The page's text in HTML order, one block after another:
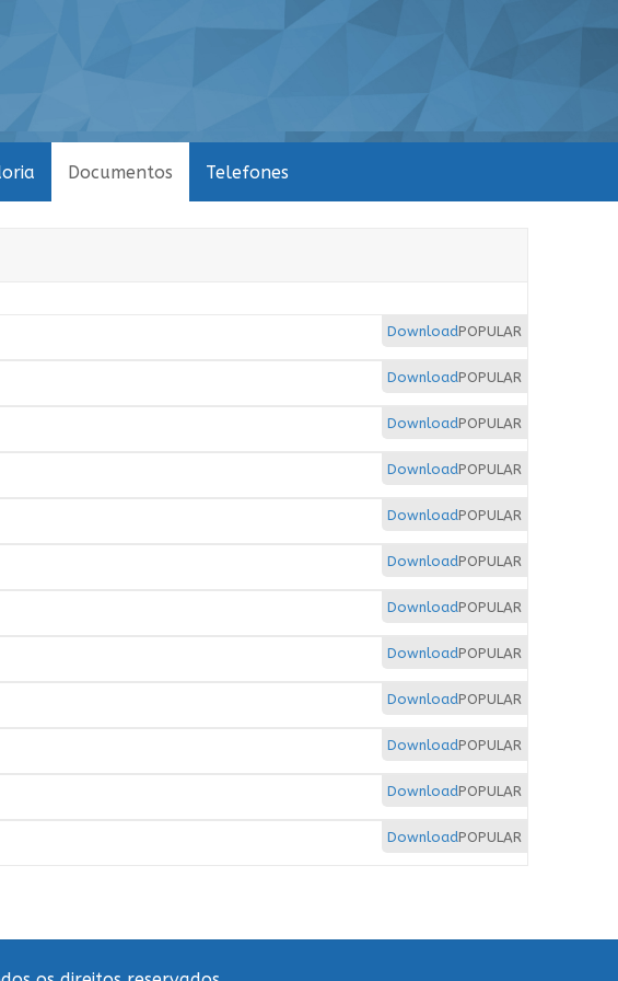
Documentos Telefones
POPULAR
Download
POPULAR
Download
POPULAR
Download
POPULAR
Download
POPULAR
Download
POPULAR
Download
POPULAR
Download
POPULAR
Download
POPULAR
Download
POPULAR
Download
POPULAR
Download
POPULAR
Download